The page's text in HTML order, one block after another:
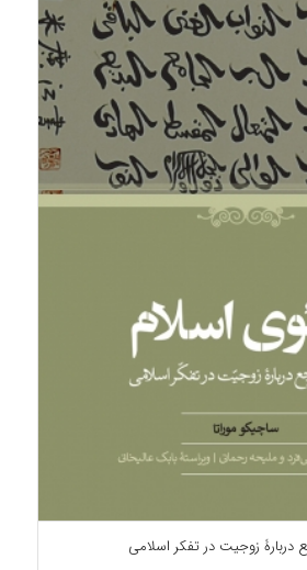
دربارۀ زوجیت در تفکر اسلامی